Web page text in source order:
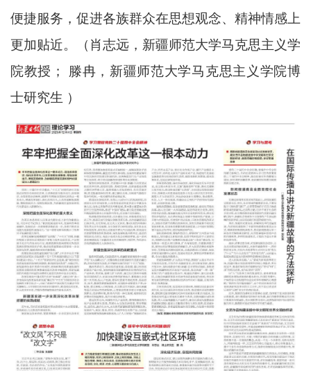
便捷服务，促进各族群众在思想观念、精神情感上
更加贴近。（肖志远，新疆师范大学马克思主义学
院教授； 滕冉，新疆师范大学马克思主义学院博
士研究生 ）